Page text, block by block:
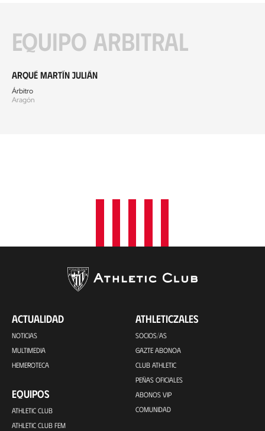
Equipo arbitral
Arqué Martín Julián
Árbitro
Aragón
ACTUALIDAD
NOTICIAS
MULTIMEDIA
HEMEROTECA
EQUIPOS
ATHLETIC CLUB
ATHLETIC CLUB FEM
ATHLETICZALES
SOCIOS/AS
GAZTE ABONOA
CLUB ATHLETIC
PEÑAS OFICIALES
ABONOS VIP
COMUNIDAD